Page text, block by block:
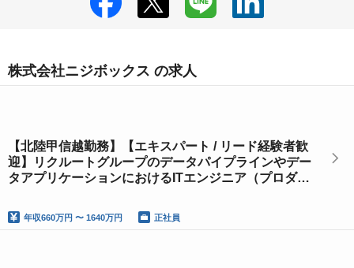
株式会社ニジボックス の求人
【北陸甲信越勤務】【エキスパート / リード経験者歓
迎】リクルートグループのデータパイプラインやデー
タアプリケーションにおけるITエンジニア（プロダク
年収660万円 〜 1640万円 正社員